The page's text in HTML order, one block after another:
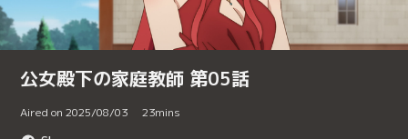
公女殿下の家庭教師 第05話
Aired on 2025/08/03 23mins